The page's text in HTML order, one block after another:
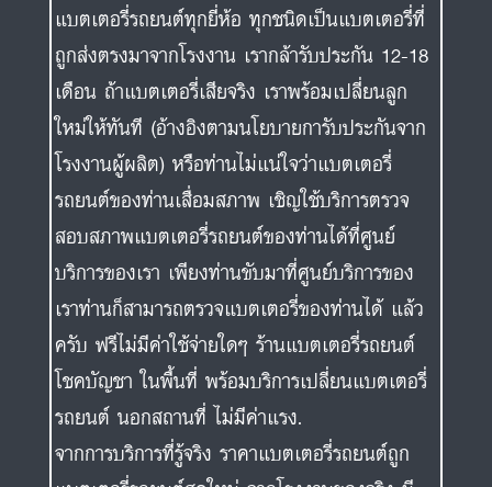
แบตเตอรี่รถยนต์ทุกยี่ห้อ ทุกชนิดเป็นแบตเตอรี่ที่
ถูกส่งตรงมาจากโรงงาน เรากล้ารับประกัน 12-18
เดือน ถ้าแบตเตอรี่เสียจริง เราพร้อมเปลี่ยนลูก
ใหม่ให้ทันที (อ้างอิงตามนโยบายการับประกันจาก
โรงงานผู้ผลิต) หรือท่านไม่แน่ใจว่าแบตเตอรี่
รถยนต์ของท่านเสื่อมสภาพ เชิญใช้บริการตรวจ
สอบสภาพแบตเตอรี่รถยนต์ของท่านได้ที่ศูนย์
บริการของเรา เพียงท่านขับมาที่ศูนย์บริการของ
เราท่านก็สามารถตรวจแบตเตอรี่ของท่านได้ แล้ว
ครับ ฟรีไม่มีค่าใช้จ่ายใดๆ ร้านแบตเตอรี่รถยนต์
โชคบัญชา ในพื้นที่ พร้อมบริการเปลี่ยนแบตเตอรี่
รถยนต์ นอกสถานที่ ไม่มีค่าแรง.
จากการบริการที่รู้จริง ราคาแบตเตอรี่รถยนต์ถูก